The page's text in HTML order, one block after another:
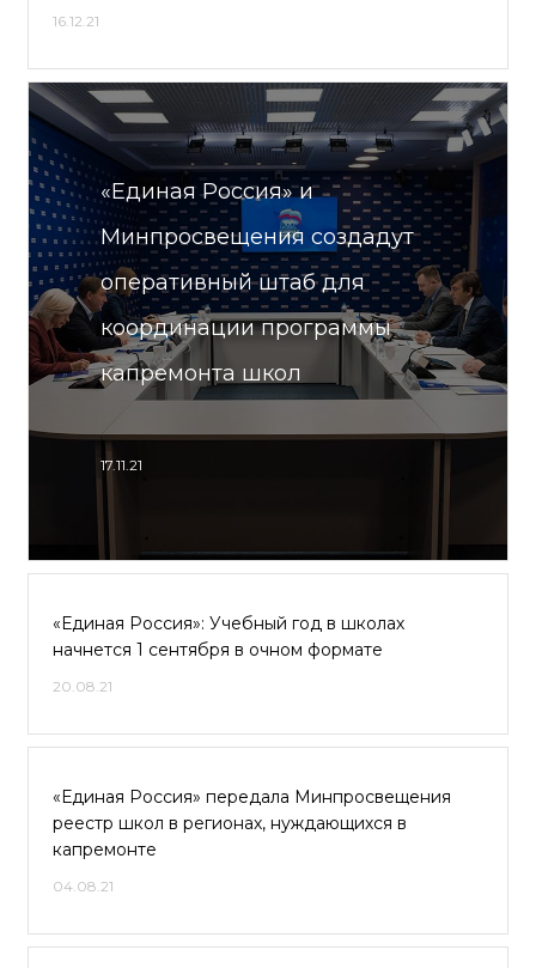
16.12.21
«Единая Россия» и
Минпросвещения создадут
оперативный штаб для
координации программы
капремонта школ
17.11.21
«Единая Россия»: Учебный год в школах
начнется 1 сентября в очном формате
20.08.21
«Единая Россия» передала Минпросвещения
реестр школ в регионах, нуждающихся в
капремонте
04.08.21